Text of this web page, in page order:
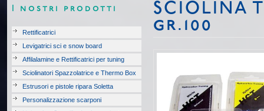
I nostri prodotti
Rettificatrici
Levigatrici sci e snow board
Affilalamine e Rettificatrici per tuning
Sciolinatori Spazzolatrice e Thermo Box
Estrusori e pistole ripara Soletta
Personalizzazione scarponi
SCIOLINA
gr.100